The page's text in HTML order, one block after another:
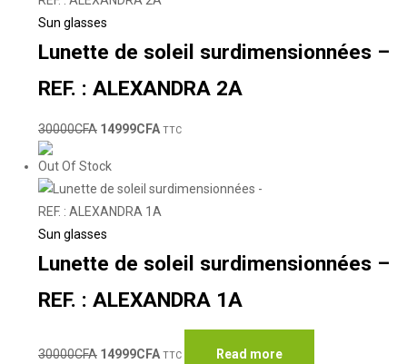
Sun glasses
Lunette de soleil surdimensionnées –
REF. : ALEXANDRA 2A
30000CFA 14999CFA TTC
Out Of Stock
Sun glasses
Lunette de soleil surdimensionnées –
REF. : ALEXANDRA 1A
30000CFA 14999CFA TTC Read more